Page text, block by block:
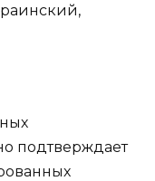
подтверждает